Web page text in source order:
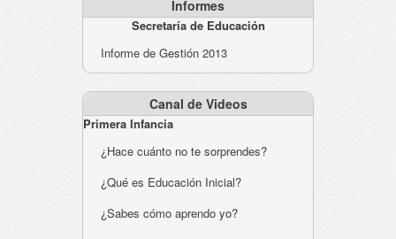
Informes
Secretaría de Educación
Informe de Gestión 2013
Canal de Videos
Primera Infancia
¿Hace cuánto no te sorprendes?
¿Qué es Educación Inicial?
¿Sabes cómo aprendo yo?